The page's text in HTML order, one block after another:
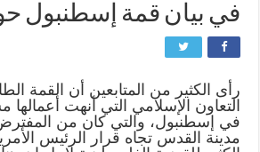
في بيان قمة إسطنبول
رأى الكثير من المتابعين أن القمة
التعاون الإسلامي التي أنهت أعمالها
في إسطنبول، والتي كان من
مدينة القدس تجاه قرار الرئيس